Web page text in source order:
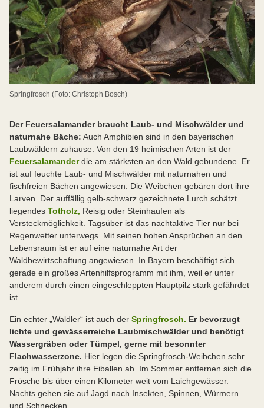
Springfrosch (Foto: Christoph Bosch)
Der Feuersalamander braucht Laub- und Mischwälder und
naturnahe Bäche: Auch Amphibien sind in den bayerischen
Laubwäldern zuhause. Von den 19 heimischen Arten ist der
Feuersalamanderdie am stärksten an den Wald gebundene. Er
ist auf feuchte Laub- und Mischwälder mit naturnahen und
fischfreien Bächen angewiesen. Die Weibchen gebären dort ihre
Larven. Der auffällig gelb-schwarz gezeichnete Lurch schätzt
liegendes Totholz, Reisig oder Steinhaufen als
Versteckmöglichkeit. Tagsüber ist das nachtaktive Tier nur bei
Regenwetter unterwegs. Mit seinen hohen Ansprüchen an den
Lebensraum ist er auf eine naturnahe Art der
Waldbewirtschaftung angewiesen. In Bayern beschäftigt sich
gerade ein großes Artenhilfsprogramm mit ihm, weil er unter
anderem durch einen eingeschleppten Hauptpilz stark gefährdet
ist.
Ein echter „Waldler“ ist auch der Springfrosch. Er bevorzugt
lichte und gewässerreiche Laubmischwälder und benötigt
Wassergräben oder Tümpel, gerne mit besonnter
Flachwasserzone. Hier legen die Springfrosch-Weibchen sehr
zeitig im Frühjahr ihre Eiballen ab. Im Sommer entfernen sich die
Frösche bis über einen Kilometer weit vom Laichgewässer.
Nachts gehen sie auf Jagd nach Insekten, Spinnen, Würmern
und Schnecken.